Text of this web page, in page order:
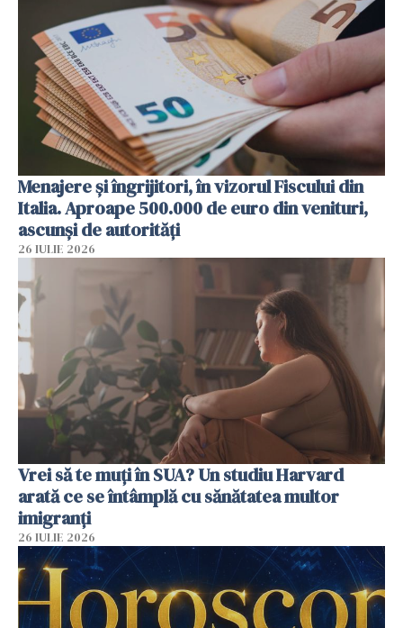
Menajere și îngrijitori, în vizorul Fiscului din
Italia. Aproape 500.000 de euro din venituri,
ascunși de autorități
26 IULIE 2026
Vrei să te muți în SUA? Un studiu Harvard
arată ce se întâmplă cu sănătatea multor
imigranți
26 IULIE 2026